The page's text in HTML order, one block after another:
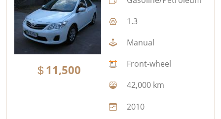
11,500
1.3
Manual
Front-wheel
42,000 km
2010